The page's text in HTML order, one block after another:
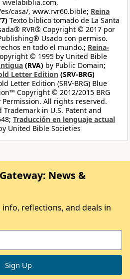
casa/, www.rvr60.bible; Reina
Texto bíblico tomado de La Santa
RVR® Copyright © 2017 por
Usado con permiso.
en todo el mundo.; Reina-
© 1995 by United Bible
(RVA) by Public Domain;
Letter Edition (SRV-BRG)
Letter Edition (SRV-BRG) Blue
Copyright © 2012/2015 BRG
All rights reserved.
Trademark in U.S. Patent and
Traducción en lenguaje actual
United Bible Societies
News &
info, reflections, and deals in